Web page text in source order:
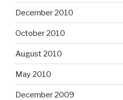
December 2010
October 2010
August 2010
May 2010
December 2009